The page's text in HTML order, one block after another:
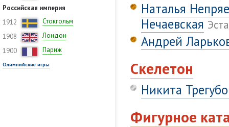
Российская империя
1912
Стокгольм
1908
Лондон
1900
Париж
Олимпийские игры
Наталья
Нечаевская
Андрей
Скелетон
Никита
Фигурное